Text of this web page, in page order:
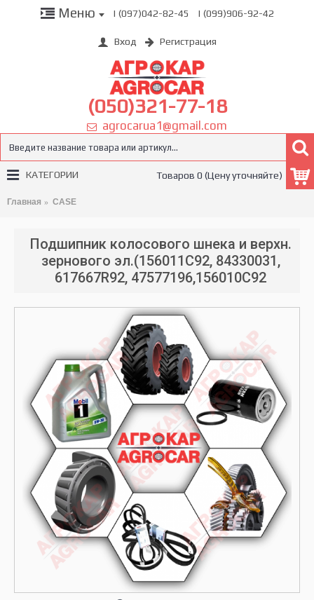
Меню | (097)042-82-45 | (099)906-92-42
Вход Регистрация
(050)321-77-18
agrocarua1@gmail.com
Товаров 0 (Цену уточняйте)
КАТЕГОРИИ
Главная CASE
Подшипник колосового шнека и верхн.
зернового эл.(156011C92, 84330031,
617667R92, 47577196,156010C92